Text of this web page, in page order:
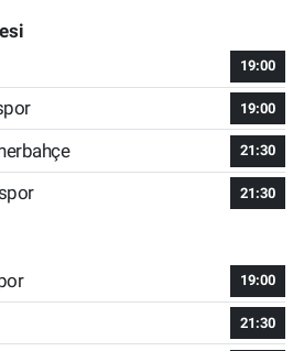
19:00
19:00
21:30
21:30
19:00
21:30